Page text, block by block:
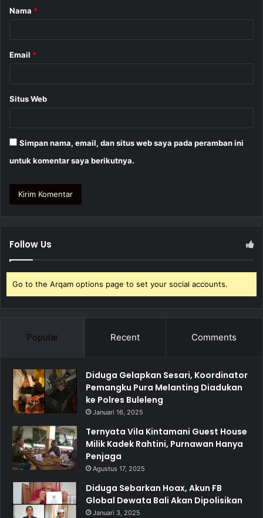
r
Nama *
Email *
Situs Web
Simpan nama, email, dan situs web saya pada peramban ini
untuk komentar saya berikutnya.
Follow Us
Go to the Arqam options page to set your social accounts.
Popular Recent Comments
Diduga Gelapkan Sesari, Koordinator
Pemangku Pura Melanting Diadukan
ke Polres Buleleng
Januari 16, 2025
Ternyata Vila Kintamani Guest House
Milik Kadek Rahtini, Purnawan Hanya
Penjaga
Agustus 17, 2025
Diduga Sebarkan Hoax, Akun FB
Global Dewata Bali Akan Dipolisikan
Januari 3, 2025